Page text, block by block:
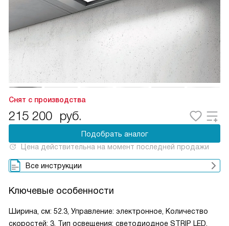
Снят с производства
215 200 руб.
Подобрать аналог
Цена действительна на момент последней продажи
Все инструкции
Ключевые особенности
Ширина, см: 52.3, Управление: электронное, Количество
скоростей: 3, Тип освещения: светодиодное STRIP LED,